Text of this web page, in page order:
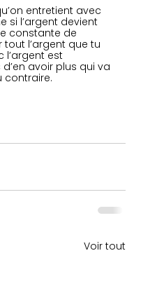
entretient avec
si l’argent devient
constante de
tout l’argent que tu
l’argent est
avoir plus qui va
contraire.
Voir tout